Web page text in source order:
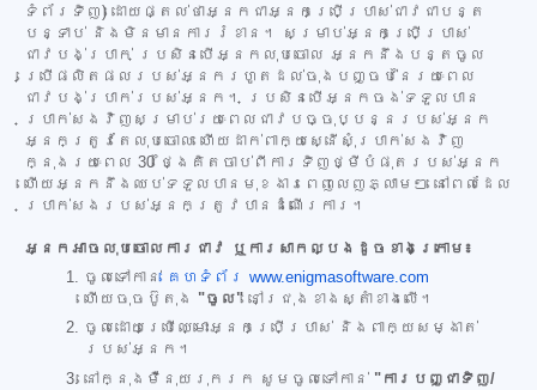
ទំព័រទិញ) ដោយផ្តល់ថាអ្នកជាអ្នកប្រើប្រាស់ជាវជាបន្ត
បន្ទាប់ និងមិនមានការរំខាន។ សម្រាប់អ្នកប្រើប្រាស់
ជាវបង់ប្រាក់ ប្រសិនបើអ្នកលុបចោល អ្នកនឹងបន្តចូល
ប្រើផលិតផលរបស់អ្នករហូតដល់ចុងបញ្ចប់នៃរយៈពេល
ជាវបង់ប្រាក់របស់អ្នក។ ប្រសិនបើអ្នកចង់ទទួលបាន
ប្រាក់សងវិញសម្រាប់រយៈពេលជាវបច្ចុប្បន្នរបស់អ្នក
អ្នកត្រូវតែលុបចោល ហើយដាក់ពាក្យស្នើសុំប្រាក់សងវិញ
ក្នុងរយៈពេល 30 ថ្ងៃគិតចាប់ពីការទិញថ្មីបំផុតរបស់អ្នក
ហើយអ្នកនឹងឈប់ទទួលបានមុខងារពេញលេញភ្លាមៗ នៅពេលដែល
ប្រាក់សងរបស់អ្នកត្រូវបានដំណើរការ។
អ្នកអាចលុបចោលការជាវ ឬការសាកល្បងដូចខាងក្រោម៖
ចូលទៅកាន់ គេហទំព័រ www.enigmasoftware.com
ហើយចុចប៊ូតុង "ចូល" នៅជ្រុងខាងស្តាំខាងលើ។
ចូលដោយប្រើឈ្មោះអ្នកប្រើប្រាស់ និងពាក្យសម្ងាត់
របស់អ្នក។
នៅក្នុងម៉ឺនុយរុករក សូមចូលទៅកាន់ "ការបញ្ជាទិញ/